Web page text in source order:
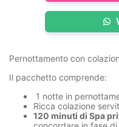
Pernottamento con
Il pacchetto comprende:
1 notte in
Ricca colazione
120 minuti di Spa